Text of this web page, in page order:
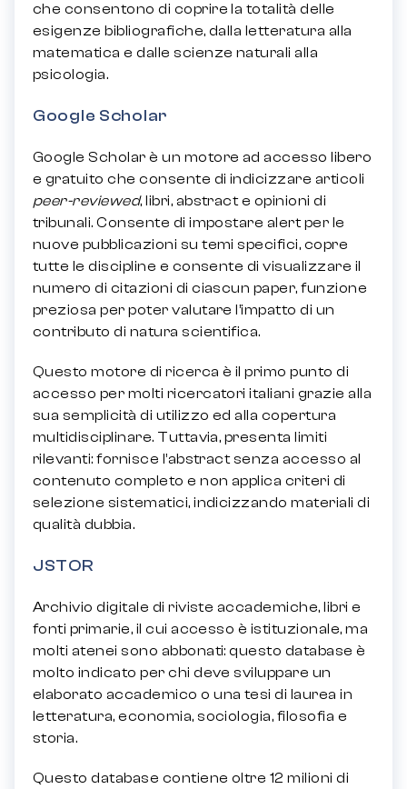
che consentono di coprire la totalità delle
esigenze bibliografiche, dalla letteratura alla
matematica e dalle scienze naturali alla
psicologia.
Google Scholar
Google Scholar è un motore ad accesso libero
e gratuito che consente di indicizzare articoli
peer-reviewed, libri, abstract e opinioni di
tribunali. Consente di impostare alert per le
nuove pubblicazioni su temi specifici, copre
tutte le discipline e consente di visualizzare il
numero di citazioni di ciascun paper, funzione
preziosa per poter valutare l’impatto di un
contributo di natura scientifica.
Questo motore di ricerca è il primo punto di
accesso per molti ricercatori italiani grazie alla
sua semplicità di utilizzo ed alla copertura
multidisciplinare. Tuttavia, presenta limiti
rilevanti: fornisce l’abstract senza accesso al
contenuto completo e non applica criteri di
selezione sistematici, indicizzando materiali di
qualità dubbia.
JSTOR
Archivio digitale di riviste accademiche, libri e
fonti primarie, il cui accesso è istituzionale, ma
molti atenei sono abbonati: questo database è
molto indicato per chi deve sviluppare un
elaborato accademico o una tesi di laurea in
letteratura, economia, sociologia, filosofia e
storia.
Questo database contiene oltre 12 milioni di